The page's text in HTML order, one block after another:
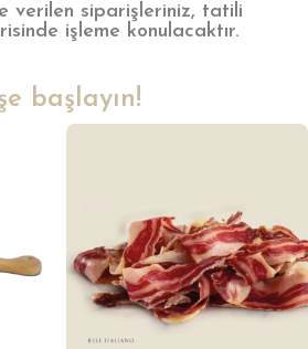
verilen siparişleriniz, tatili
işleme konulacaktır.
başlayın!